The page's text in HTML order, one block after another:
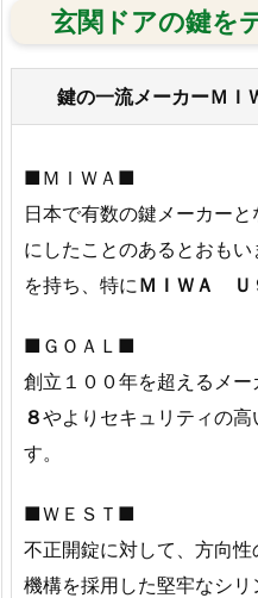
2.
サ
ー
ビ
拠
7.
県
鍵
ト
玄関ドアの鍵を
鍵の一流メーカーＭ
■ＭＩＷＡ■
日本で有数の鍵メーカー
にしたことのあるとおも
を持ち、特にＭＩＷＡ Ｕ
■ＧＯＡＬ■
創立１００年を超えるメー
８やよりセキュリティの高
す。
■ＷＥＳＴ■
不正開錠に対して、方向
機構を採用した堅牢なシリ